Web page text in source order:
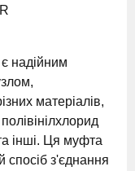
є надійним
матеріалів,
інші. Ця муфта
спосіб з'єднання